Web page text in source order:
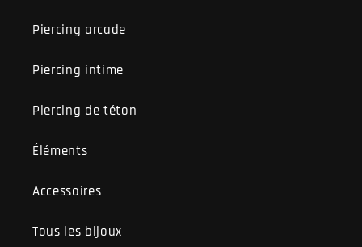
Piercing arcade
Piercing intime
Piercing de téton
Éléments
Accessoires
Tous les bijoux